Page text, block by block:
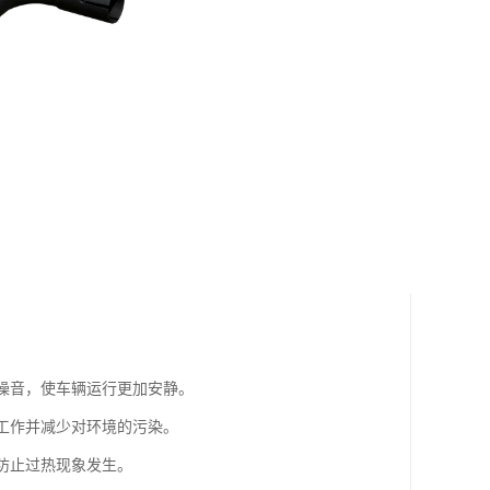
，使车辆运行更加安静。
并减少对环境的污染。
过热现象发生。